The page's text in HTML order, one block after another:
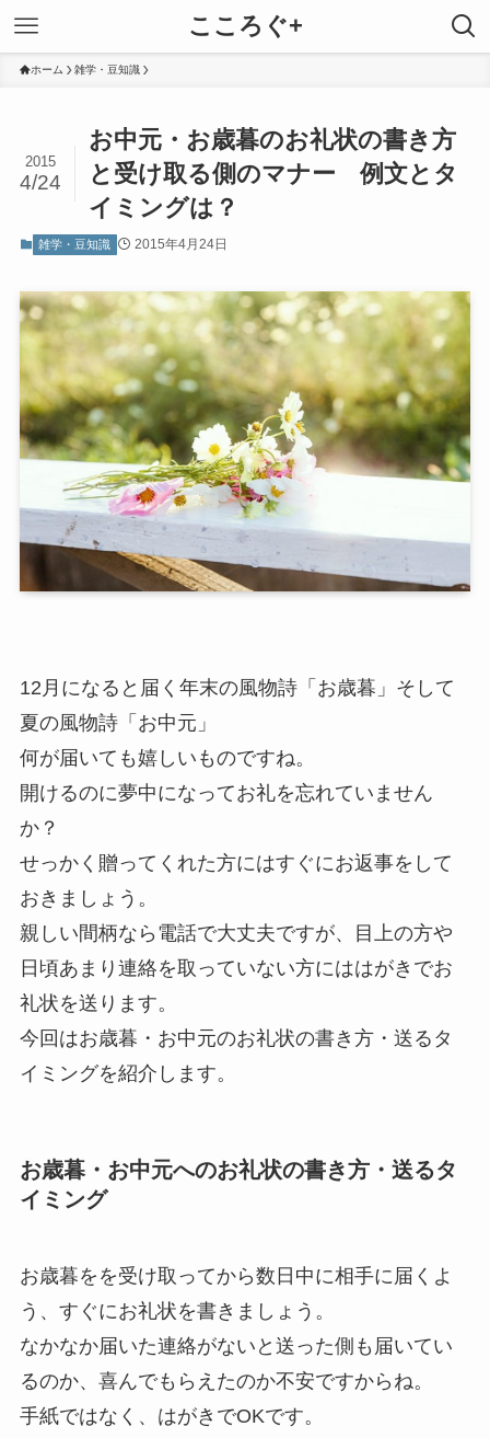
こころぐ+
ホーム 雑学・豆知識
お中元・お歳暮のお礼状の書き方
と受け取る側のマナー 例文とタ
イミングは？
2015
4/24
雑学・豆知識 2015年4月24日
12月になると届く年末の風物詩「お歳暮」そして
夏の風物詩「お中元」
何が届いても嬉しいものですね。
開けるのに夢中になってお礼を忘れていません
か？
せっかく贈ってくれた方にはすぐにお返事をして
おきましょう。
親しい間柄なら電話で大丈夫ですが、目上の方や
日頃あまり連絡を取っていない方にははがきでお
礼状を送ります。
今回はお歳暮・お中元のお礼状の書き方・送るタ
イミングを紹介します。
お歳暮・お中元へのお礼状の書き方・送るタ
イミング
お歳暮をを受け取ってから数日中に相手に届くよ
う、すぐにお礼状を書きましょう。
なかなか届いた連絡がないと送った側も届いてい
るのか、喜んでもらえたのか不安ですからね。
手紙ではなく、はがきでOKです。